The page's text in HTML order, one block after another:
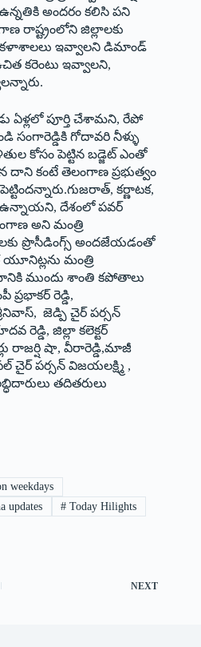
అందరం కలిసి పని
రాష్ట్రంలోని జిల్లాలకు
ఇవ్వాలని డిమాండ్‌
కరెంటు ఇవ్వాలని,
ఏళ్లలో పూర్తి చేశామని, రేపో
సంగారెడ్డికి గోదావరి నీళ్ళు
కోసం పెట్టిన బడ్జెట్‌ ఎం‌తో
దాని కంటే తెలంగాణ ప్రభుత్వం
‌కర్ణాటక,
ఉన్నాయని, దేశంలో పవర్‌
అని మంత్రి
ప్రొసీడింగ్స్ అం‌దజేయడంతో
మంత్రి
ముందు శాంతి కపోతాలు
ప్రభాకర్‌ ‌రెడ్డి,
‌జెడ్పి చైర్‌ ‌పర్సన్‌
రెడ్డి, జిల్లా కలెక్టర్‌
రాజర్షి షా, వీరారెడ్డి,మాజీ
‌చైర్‌ ‌పర్సన్‌ ‌విజయలక్ష్మి ,
తదితరులు
weekdays
updates # Today Hilights
NEXT